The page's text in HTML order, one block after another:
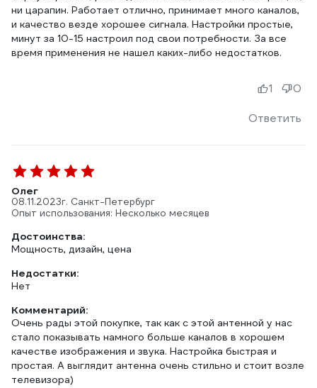
ни царапин. Работает отлично, принимает много каналов,
и качество везде хорошее сигнала. Настройки простые,
минут за 10-15 настроил под свои потребности. За все
время применения не нашел каких-либо недостатков.
Ответить
1 0
Олег
08.11.2023г. Санкт-Петербург
Опыт использования: Несколько месяцев
Достоинства:
Мощность, дизайн, цена
Недостатки:
Нет
Комментарий:
Очень рады этой покупке, так как с этой антенной у нас
стало показывать намного больше каналов в хорошем
качестве изображения и звука. Настройка быстрая и
простая. А выглядит антенна очень стильно и стоит возле
телевизора)